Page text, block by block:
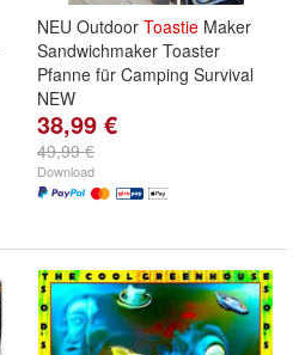
NEU Outdoor Toastie Maker
Sandwichmaker Toaster
Pfanne für Camping Survival
NEW
38,99 €
49,99 €
Download